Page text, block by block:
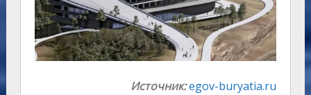
Источник:egov-buryatia.ru